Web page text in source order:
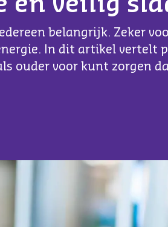
apps en websites
en veilig
belangrijk. Zeker
In dit artikel vertelt
ouder voor kunt zorgen